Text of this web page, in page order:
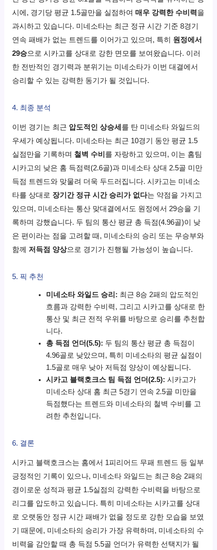
시에, 경기당 평균 1.5골만을 실점하여 매우 강력한 수비력을
과시하고 있습니다. 미네소타는 최근 정규 시간 기준 8경기
연속 패배가 없는 트렌드를 이어가고 있으며, 특히 원정에서
29승으로 시카고를 상대로 강한 면모를 보여왔습니다. 이러
한 전반적인 경기력과 분위기는 미네소타가 이번 대결에서
승리할 수 있는 강력한 동기가 될 것입니다.
4. 최종 분석
이번 경기는 최근 압도적인 상승세 를 탄 미네소타 와일드의
우세가 예상됩니다. 미네소타는 최근 10경기 동안 평균 1.5
실점만을 기록하며 철벽 수비 를 자랑하고 있으며, 이는 홈팀
시카고의 낮은 홈 득점력(2.6골)과 미네소타 상대 2.5골 미만
득점 트렌드와 맞물려 더욱 두드러집니다. 시카고는 미네소
타를 상대로 장기간 정규 시간 승리가 없다는 약점을 가지고
있으며, 미네소타는 통산 맞대결에서도 원정에서 29승을 기
록하며 강했습니다. 두 팀의 통산 평균 총 득점(4.96골)이 낮
은 편이라는 점을 고려할 때, 미네소타의 승리 또는 무승부와
함께 저득점 양상으로 경기가 진행될 가능성이 높습니다.
5. 픽 추천
미네소타 와일드 승리: 최근 8승 2패의 압도적인
흐름과 강력한 수비력, 그리고 시카고를 상대로 한
통산 및 최근 전적 우위를 바탕으로 승리를 추천합
니다.
총 득점 언더(5.5): 두 팀의 통산 평균 총 득점이
4.96골로 낮았으며, 특히 미네소타의 평균 실점이
1.5골로 매우 낮아 저득점 양상이 예상됩니다.
시카고 블랙호크스 팀 득점 언더(2.5): 시카고가
미네소타 상대 홈 최근 5경기 연속 2.5골 미만을
득점했다는 트렌드와 미네소타의 철벽 수비를 고
려한 추천입니다.
6. 결론
시카고 블랙호크스는 홈에서 1피리어드 무패 트렌드 등 일부
긍정적인 기록이 있으나, 미네소타 와일드는 최근 8승 2패의
경이로운 성적과 평균 1.5실점의 강력한 수비력을 바탕으로
리그를 압도하고 있습니다. 특히 미네소타는 시카고를 상대
로 오랫동안 정규 시간 패배가 없을 정도로 강한 모습을 보였
기 때문에, 미네소타의 승리가 가장 유력하며, 미네소타의 수
비력을 감안할 때 총 득점 5.5골 언더가 유력한 선택지가 될